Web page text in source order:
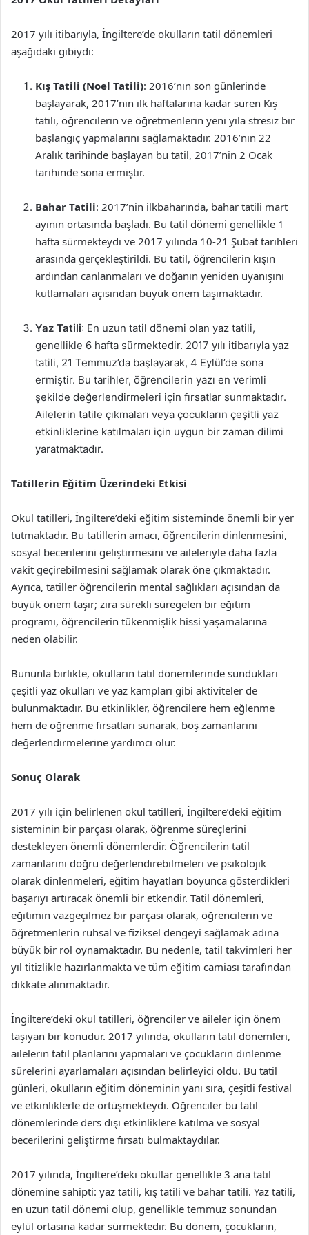
2017 yılı itibarıyla, İngiltere’de okulların tatil dönemleri
aşağıdaki gibiydi:
Kış Tatili (Noel Tatili): 2016’nın son günlerinde
başlayarak, 2017’nin ilk haftalarına kadar süren Kış
tatili, öğrencilerin ve öğretmenlerin yeni yıla stresiz bir
başlangıç yapmalarını sağlamaktadır. 2016’nın 22
Aralık tarihinde başlayan bu tatil, 2017’nin 2 Ocak
tarihinde sona ermiştir.
Bahar Tatili: 2017’nin ilkbaharında, bahar tatili mart
ayının ortasında başladı. Bu tatil dönemi genellikle 1
hafta sürmekteydi ve 2017 yılında 10-21 Şubat tarihleri
arasında gerçekleştirildi. Bu tatil, öğrencilerin kışın
ardından canlanmaları ve doğanın yeniden uyanışını
kutlamaları açısından büyük önem taşımaktadır.
Yaz Tatili: En uzun tatil dönemi olan yaz tatili,
genellikle 6 hafta sürmektedir. 2017 yılı itibarıyla yaz
tatili, 21 Temmuz’da başlayarak, 4 Eylül’de sona
ermiştir. Bu tarihler, öğrencilerin yazı en verimli
şekilde değerlendirmeleri için fırsatlar sunmaktadır.
Ailelerin tatile çıkmaları veya çocukların çeşitli yaz
etkinliklerine katılmaları için uygun bir zaman dilimi
yaratmaktadır.
Tatillerin Eğitim Üzerindeki Etkisi
Okul tatilleri, İngiltere’deki eğitim sisteminde önemli bir yer
tutmaktadır. Bu tatillerin amacı, öğrencilerin dinlenmesini,
sosyal becerilerini geliştirmesini ve aileleriyle daha fazla
vakit geçirebilmesini sağlamak olarak öne çıkmaktadır.
Ayrıca, tatiller öğrencilerin mental sağlıkları açısından da
büyük önem taşır; zira sürekli süregelen bir eğitim
programı, öğrencilerin tükenmişlik hissi yaşamalarına
neden olabilir.
Bununla birlikte, okulların tatil dönemlerinde sundukları
çeşitli yaz okulları ve yaz kampları gibi aktiviteler de
bulunmaktadır. Bu etkinlikler, öğrencilere hem eğlenme
hem de öğrenme fırsatları sunarak, boş zamanlarını
değerlendirmelerine yardımcı olur.
Sonuç Olarak
2017 yılı için belirlenen okul tatilleri, İngiltere’deki eğitim
sisteminin bir parçası olarak, öğrenme süreçlerini
destekleyen önemli dönemlerdir. Öğrencilerin tatil
zamanlarını doğru değerlendirebilmeleri ve psikolojik
olarak dinlenmeleri, eğitim hayatları boyunca gösterdikleri
başarıyı artıracak önemli bir etkendir. Tatil dönemleri,
eğitimin vazgeçilmez bir parçası olarak, öğrencilerin ve
öğretmenlerin ruhsal ve fiziksel dengeyi sağlamak adına
büyük bir rol oynamaktadır. Bu nedenle, tatil takvimleri her
yıl titizlikle hazırlanmakta ve tüm eğitim camiası tarafından
dikkate alınmaktadır.
İngiltere’deki okul tatilleri, öğrenciler ve aileler için önem
taşıyan bir konudur. 2017 yılında, okulların tatil dönemleri,
ailelerin tatil planlarını yapmaları ve çocukların dinlenme
sürelerini ayarlamaları açısından belirleyici oldu. Bu tatil
günleri, okulların eğitim döneminin yanı sıra, çeşitli festival
ve etkinliklerle de örtüşmekteydi. Öğrenciler bu tatil
dönemlerinde ders dışı etkinliklere katılma ve sosyal
becerilerini geliştirme fırsatı bulmaktaydılar.
2017 yılında, İngiltere’deki okullar genellikle 3 ana tatil
dönemine sahipti: yaz tatili, kış tatili ve bahar tatili. Yaz tatili,
en uzun tatil dönemi olup, genellikle temmuz sonundan
eylül ortasına kadar sürmektedir. Bu dönem, çocukların,